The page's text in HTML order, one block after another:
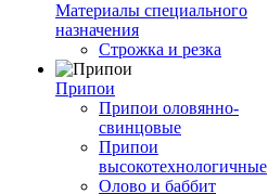
Материалы специального
назначения
Строжка и резка
Припои
Припои оловянно-
свинцовые
Припои
высокотехнологичные
Олово и баббит